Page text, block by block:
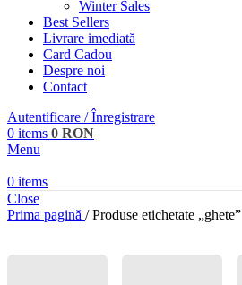
Winter Sales
Best Sellers
Livrare imediată
Card Cadou
Despre noi
Contact
Autentificare / Înregistrare
0 items 0 RON
Menu
0 items
Close
Prima pagină / Produse etichetate „ghete”